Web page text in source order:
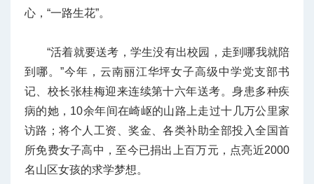
心，“一路生花”。
“活着就要送考，学生没有出校园，走到哪我就陪
到哪。”今年，云南丽江华坪女子高级中学党支部书
记、校长张桂梅迎来连续第十六年送考。身患多种疾
病的她，10余年间在崎岖的山路上走过十几万公里家
访路；将个人工资、奖金、各类补助全部投入全国首
所免费女子高中，至今已捐出上百万元，点亮近2000
名山区女孩的求学梦想。